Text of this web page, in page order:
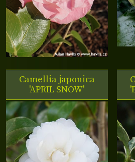
Camellia japonica
'APRIL SNOW'